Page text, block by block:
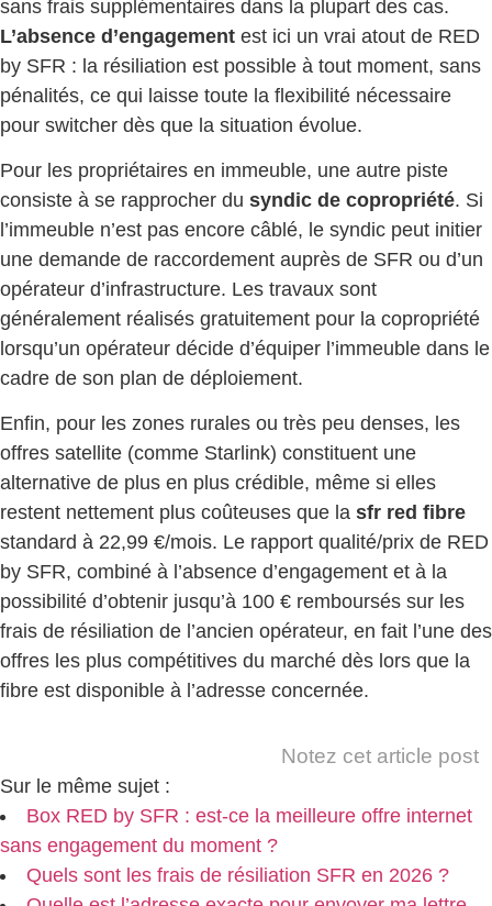
sans frais supplémentaires dans la plupart des cas.
L’absence d’engagement est ici un vrai atout de RED
by SFR : la résiliation est possible à tout moment, sans
pénalités, ce qui laisse toute la flexibilité nécessaire
pour switcher dès que la situation évolue.
Pour les propriétaires en immeuble, une autre piste
consiste à se rapprocher du syndic de copropriété. Si
l’immeuble n’est pas encore câblé, le syndic peut initier
une demande de raccordement auprès de SFR ou d’un
opérateur d’infrastructure. Les travaux sont
généralement réalisés gratuitement pour la copropriété
lorsqu’un opérateur décide d’équiper l’immeuble dans le
cadre de son plan de déploiement.
Enfin, pour les zones rurales ou très peu denses, les
offres satellite (comme Starlink) constituent une
alternative de plus en plus crédible, même si elles
restent nettement plus coûteuses que la sfr red fibre
standard à 22,99 €/mois. Le rapport qualité/prix de RED
by SFR, combiné à l’absence d’engagement et à la
possibilité d’obtenir jusqu’à 100 € remboursés sur les
frais de résiliation de l’ancien opérateur, en fait l’une des
offres les plus compétitives du marché dès lors que la
fibre est disponible à l’adresse concernée.
Notez cet article post
Sur le même sujet :
Box RED by SFR : est-ce la meilleure offre internet
sans engagement du moment ?
Quels sont les frais de résiliation SFR en 2026 ?